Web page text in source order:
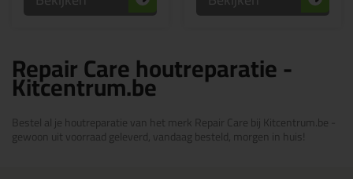
Repair Care houtreparatie -
Kitcentrum.be
Bestel al je houtreparatie van het merk Repair Care bij Kitcentrum.be -
gewoon uit voorraad geleverd, vandaag besteld, morgen in huis!